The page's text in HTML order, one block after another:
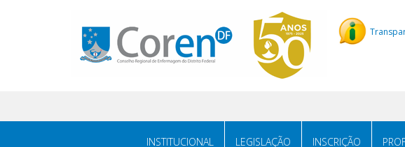
INSTITUCIONAL LEGISLAÇÃO INSCRIÇÃO